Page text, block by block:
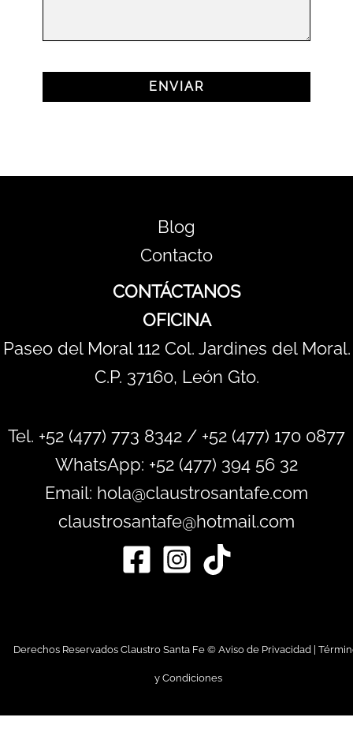
Blog
Contacto
CONTÁCTANOS
OFICINA
Paseo del Moral 112 Col. Jardines del Moral.
C.P. 37160, León Gto.
Tel. +52 (477) 773 8342 / +52 (477) 170 0877
WhatsApp: +52 (477) 394 56 32
Email: hola@claustrosantafe.com
claustrosantafe@hotmail.com
Derechos Reservados Claustro Santa Fe ©Aviso de Privacidad |
y Condiciones